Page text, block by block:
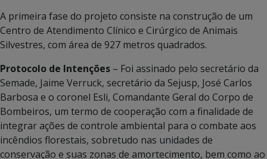
A primeira fase do projeto consiste na construção de um
Centro de Atendimento Clínico e Cirúrgico de Animais
Silvestres, com área de 927 metros quadrados.
Protocolo de Intenções – Foi assinado pelo secretário da
Semade, Jaime Verruck, secretário da Sejusp, José Carlos
Barbosa e o coronel Esli, Comandante Geral do Corpo de
Bombeiros, um termo de cooperação com a finalidade de
integrar ações de controle ambiental para o combate aos
incêndios florestais, sobretudo nas unidades de
conservação e suas zonas de amortecimento, bem como ao